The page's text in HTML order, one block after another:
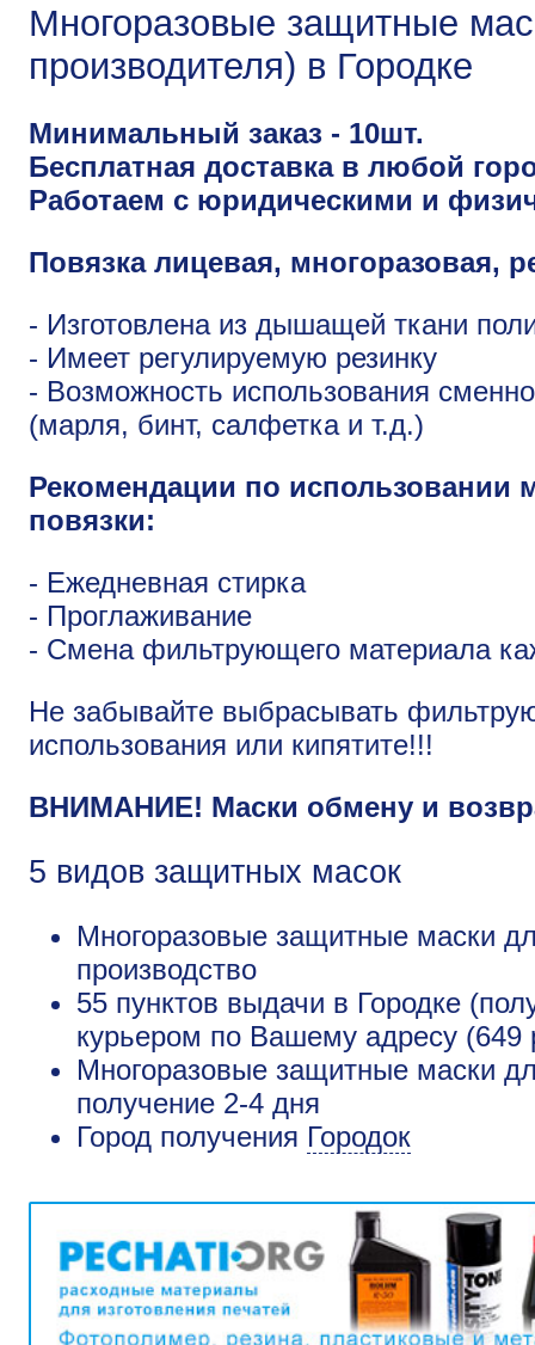
Многоразовые защитные
производителя) в Городке
Минимальный заказ - 10шт.
Бесплатная доставка в любой
Работаем с юридическими и
Повязка лицевая, многоразовая,
- Изготовлена из дышащей ткани
- Имеет регулируемую резинку
- Возможность использования
(марля, бинт, салфетка и т.д.)
Рекомендации по использовании
повязки:
- Ежедневная стирка
- Проглаживание
- Смена фильтрующего материала
Не забывайте выбрасывать
использования или кипятите!!!
ВНИМАНИЕ! Маски обмену и
5 видов защитных масок
Многоразовые защитные маски
производство
55 пунктов выдачи в Городке
курьером по Вашему адресу (649
Многоразовые защитные маски
получение 2-4 дня
Город получения Городок